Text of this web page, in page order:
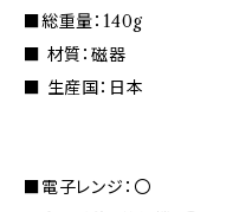
■総重量：140g
■ 材質：磁器
■ 生産国：日本
■電子レンジ：〇